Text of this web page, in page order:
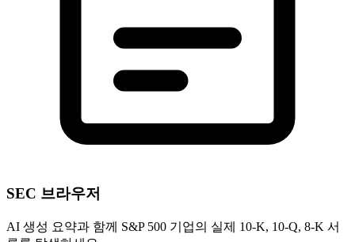
SEC 브라우저
AI 생성 요약과 함께 S&P 500 기업의 실제 10-K, 10-Q, 8-K 서